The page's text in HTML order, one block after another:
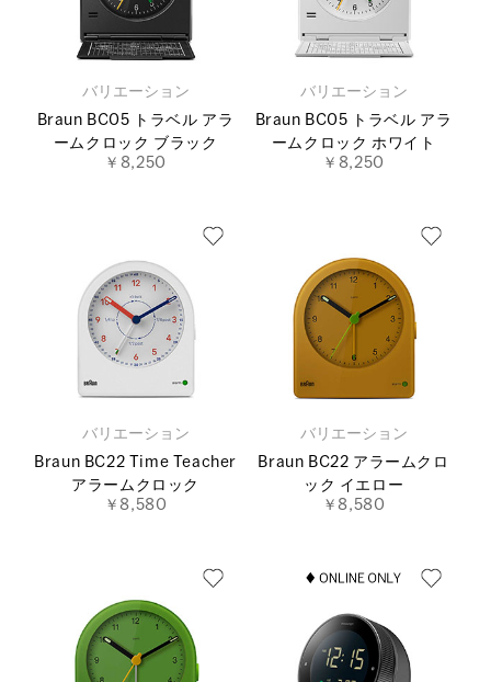
バリエーション
Braun BC05 トラベル アラ
ームクロック ブラック
￥8,250
バリエーション
Braun BC05 トラベル アラ
ームクロック ホワイト
￥8,250
バリエーション
Braun BC22 Time Teacher
アラームクロック
￥8,580
バリエーション
Braun BC22 アラームクロ
ック イエロー
￥8,580